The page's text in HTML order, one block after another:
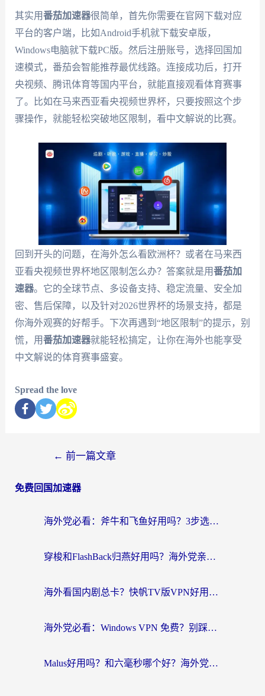
其实用番茄加速器很简单，首先你需要在官网下载对应
平台的客户端，比如Android手机就下载安卓版，
Windows电脑就下载PC版。然后注册账号，选择回国加
速模式，番茄会智能推荐最优线路。连接成功后，打开
央视频、腾讯体育等国内平台，就能直接观看体育赛事
了。比如在马来西亚看央视频世界杯，只要按照这个步
骤操作，就能轻松突破地区限制，看中文解说的比赛。
回到开头的问题，在海外怎么看欧洲杯？或者在马来西
亚看央视频世界杯地区限制怎么办？答案就是用番茄加
速器。它的全球节点、多设备支持、稳定流量、安全加
密、售后保障，以及针对2026世界杯的场景支持，都是
你海外观赛的好帮手。下次再遇到“地区限制”的提示，别
慌，用番茄加速器就能轻松搞定，让你在海外也能享受
中文解说的体育赛事盛宴。
Spread the love
← 前一篇文章
免费回国加速器
海外党必看：斧牛和飞鱼好用吗？3步选对回国加速器，无缝刷剧玩国服
穿梭和FlashBack归燕好用吗？海外党亲测3款热门回国加速器，教你选对不踩坑
海外看国内剧总卡？快帆TV版VPN好用吗？和快滚VPN对比哪个回国效果更好？
海外党必看：Windows VPN 免费？别踩坑！教你选对好用的国内加速器无缝回国
Malus好用吗？和六毫秒哪个好？海外党选回国加速器的避坑指南